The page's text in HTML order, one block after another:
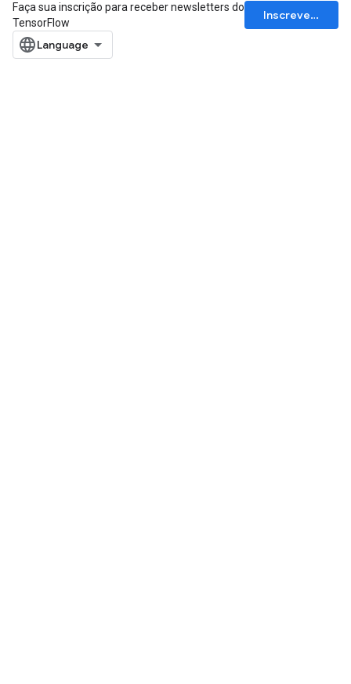
Faça sua inscrição para receber newsletters do
TensorFlow
Inscrever-se